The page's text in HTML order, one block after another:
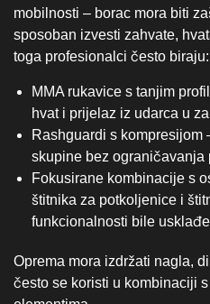
štitnika za potkoljenice i
funkcionalnosti bile
često se koristi u kombinaciji
elementima.
VENUM oprema
Muay Thai borce
U kickboxingu i Muay Thaiju
ravnoteži. Zato profesionalci
Čvršći štitnici za